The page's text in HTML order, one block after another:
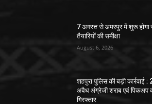
7 अगस्त से अमरपुर में शुरू होगा
तैयारियों की समीक्षा
August 6, 2026
शहपुरा पुलिस की बड़ी
अवैध अंग्रेजी शराब एवं पिकअप
गिरफ्तार